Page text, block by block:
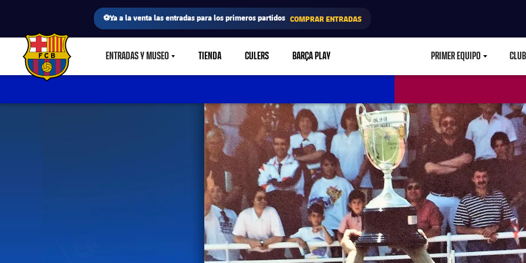
⚽Ya a la venta las entradas para los primeros partidos COMPRAR ENTRADAS
FC Barcelona club badge ENTRADAS Y MUSEOLABEL.SHARE.CARETDOWN
TIENDA CULERS BARÇA PLAY PRIMER EQUIPO CLUB